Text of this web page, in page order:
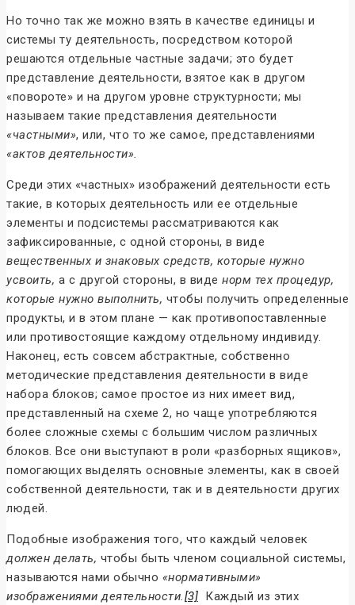
Но точно так же можно взять в качестве единицы и
системы ту деятельность, посредством которой
решаются отдельные частные задачи; это будет
представление деятельности, взятое как в другом
«повороте» и на другом уровне структурности; мы
называем такие представления деятельности
«частными», или, что то же самое, представлениями
«актов деятельности».
Среди этих «частных» изображений деятельности есть
такие, в которых деятельность или ее отдельные
элементы и подсистемы рассматриваются как
зафиксированные, с одной стороны, в виде
вещественных и знаковых средств, которые нужно
усвоить, а с другой стороны, в виде норм тех процедур,
которые нужно выполнить, чтобы получить определенные
продукты, и в этом плане — как противопоставленные
или противостоящие каждому отдельному индивиду.
Наконец, есть совсем абстрактные, собственно
методические представления деятельности в виде
набора блоков; самое простое из них имеет вид,
представленный на схеме 2, но чаще употребляются
более сложные схемы с большим числом различных
блоков. Все они выступают в роли «разборных ящиков»,
помогающих выделять основные элементы, как в своей
собственной деятельности, так и в деятельности других
людей.
Подобные изображения того, что каждый человек
должен делать, чтобы быть членом социальной системы,
называются нами обычно «нормативными»
изображениями деятельности.[3] Каждый из этих